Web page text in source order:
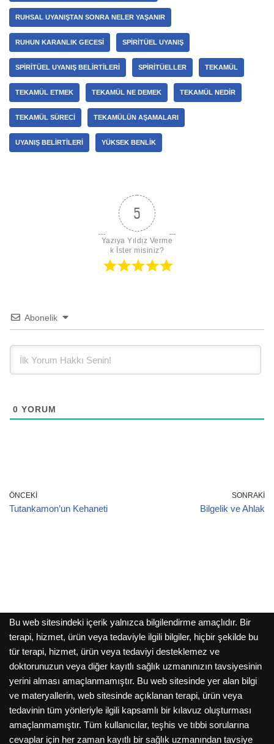
RUHSAL UYANIŞTAN SONRA NELER YAŞANIR
RUHUN KARANLIK GECESI SPIRITÜEL UYANIŞ
SPIRITÜEL UYANIŞ BELIRTILERI SPIRITÜELLER TEKAMÜL
TEKAMÜL ETMEK TEKAMÜL NE DEMEK TEKAMÜL NEDIR
TEKAMÜL SÜRECI TEKAMÜLÜN AŞAMALARI
UYANIŞ BELIRTILERI YÜKSEK BENLIK
5
Yazıya Yıldız Verme
k İster misiniz?
Abonelik
0 YORUM
ÖNCEKI
Tutankamon’un Kehaneti
SONRAKI
Bilgelik ve Ahlak
Bu web sitesindeki içerik yalnızca bilgilendirme amaçlıdır. Bir
terapi, hizmet, ürün veya tedaviyle ilgili bilgiler, hiçbir şekilde bu
tür terapi, hizmet, ürün veya tedaviyi desteklemez ve
doktorunuzun veya diğer kayıtlı sağlık uzmanınızın tavsiyesinin
yerini alması amaçlanmamıştır. Bu web sitesinde yer alan bilgi
ve materyallerin, web sitesinde açıklanan terapi, ürün veya
tedavinin tüm yönleriyle ilgili kapsamlı bir kılavuz oluşturması
amaçlanmamıştır. Tüm kullanıcılar, teşhis ve tıbbi sorularına
cevaplar için her zaman kayıtlı bir sağlık uzmanından tavsiye